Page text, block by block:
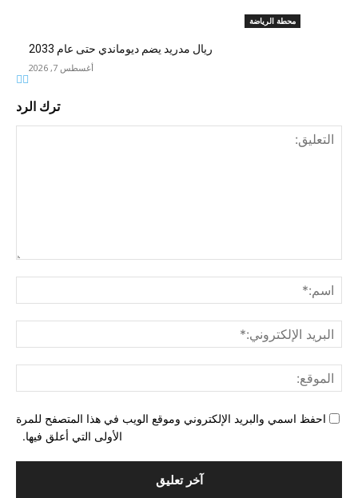
محطة الرياضة
ريال مدريد يضم ديوماندي حتى عام 2033
أغسطس 7, 2026
ترك الرد
احفظ اسمي والبريد الإلكتروني وموقع الويب في هذا المتصفح للمرة
الأولى التي أعلق فيها.